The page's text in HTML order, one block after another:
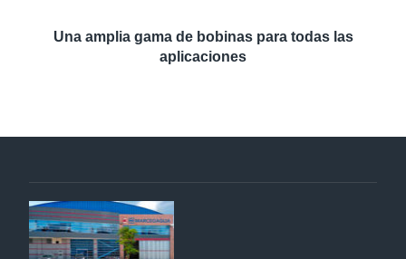
Una amplia gama de bobinas para todas las
aplicaciones